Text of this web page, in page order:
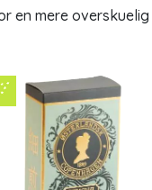
en mere overskuelig